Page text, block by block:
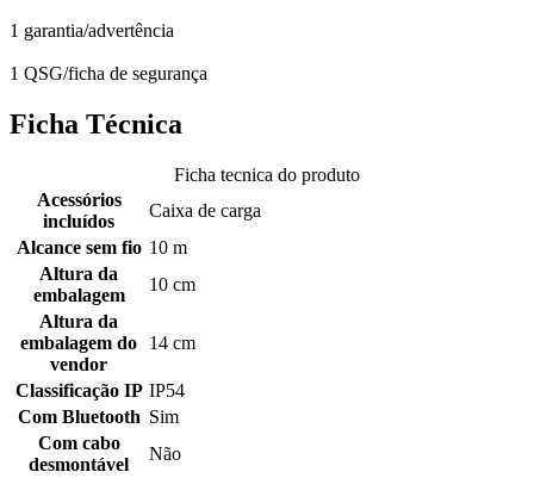
1 garantia/advertência
1 QSG/ficha de segurança
Ficha Técnica
Ficha tecnica do produto
Acessórios
incluídos
Caixa de carga
Alcance sem fio 10 m
Altura da
embalagem
10 cm
Altura da
embalagem do
vendor
14 cm
Classificação IP IP54
Com Bluetooth Sim
Com cabo
desmontável
Não